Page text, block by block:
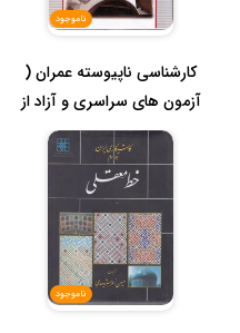
ناموجود
کارشناسی ناپیوسته عمران (
آزمون های سراسری و آزاد از
م...
ناموجود